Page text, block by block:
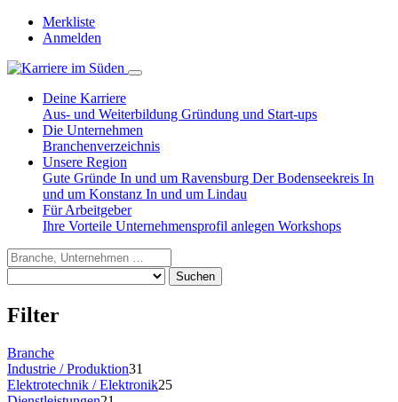
Merkliste
Anmelden
Deine Karriere
Aus- und Weiterbildung Gründung und Start-ups
Die Unternehmen
Branchenverzeichnis
Unsere Region
Gute Gründe In und um Ravensburg Der Bodenseekreis In
und um Konstanz In und um Lindau
Für Arbeitgeber
Ihre Vorteile Unternehmensprofil anlegen Workshops
Suchen
Filter
Branche
Industrie / Produktion31
Elektrotechnik / Elektronik25